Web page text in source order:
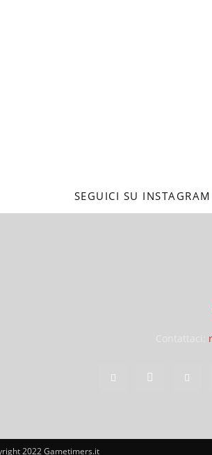
SEGUICI SU INSTAGRAM
2022 Gametimers.it